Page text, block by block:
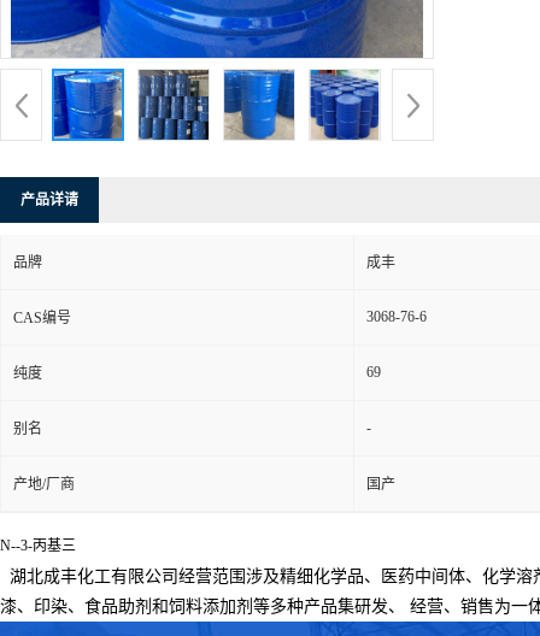
产品详请
品牌 成丰
CAS编号 3068-76-6
纯度 69
别名 -
产地/厂商 国产
N--3-丙基三
湖北成丰化工有限公司经营范围涉及精细化学品、医药中间体、化学
漆、印染、食品助剂和饲料添加剂等多种产品集研发、
经营、销售为一